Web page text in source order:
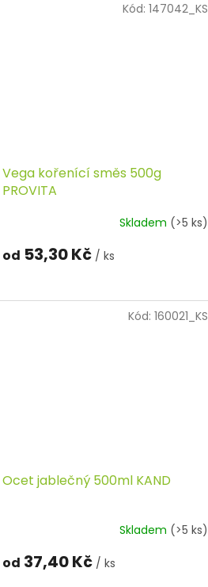
Vega kořenící směs 500g
PROVITA
Skladem (>5 ks)
od 53,30 Kč / ks
Kód: 147042_KS
Ocet jablečný 500ml KAND
Skladem (>5 ks)
od 37,40 Kč / ks
Kód: 160021_KS